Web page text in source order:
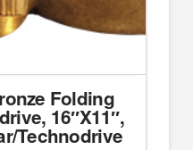
Folding
16″X11″,
Technodrive